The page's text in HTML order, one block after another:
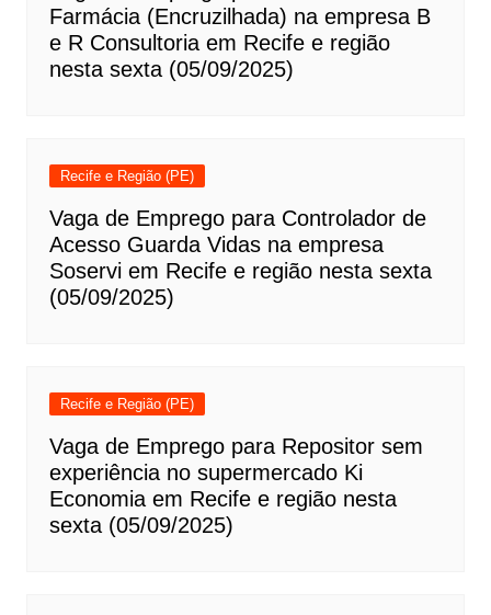
Farmácia (Encruzilhada) na empresa B
e R Consultoria em Recife e região
nesta sexta (05/09/2025)
Recife e Região (PE)
Vaga de Emprego para Controlador de
Acesso Guarda Vidas na empresa
Soservi em Recife e região nesta sexta
(05/09/2025)
Recife e Região (PE)
Vaga de Emprego para Repositor sem
experiência no supermercado Ki
Economia em Recife e região nesta
sexta (05/09/2025)